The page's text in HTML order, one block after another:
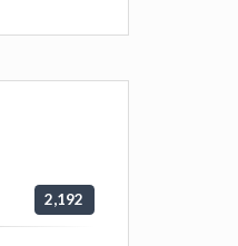
2,192